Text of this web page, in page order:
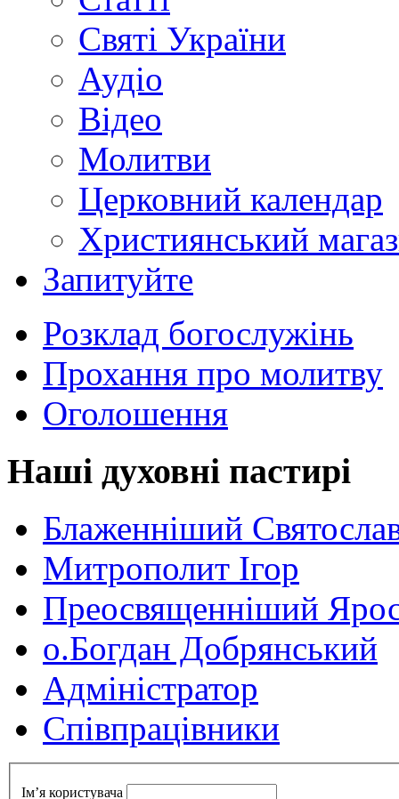
Святі України
Аудіо
Відео
Молитви
Церковний календар
Християнський
Запитуйте
Розклад богослужінь
Прохання про молитву
Оголошення
Наші духовні пастирі
Блаженніший
Митрополит Ігор
Преосвященніший
о.Богдан Добрянський
Адміністратор
Cпівпрацівники
Ім’я користувача